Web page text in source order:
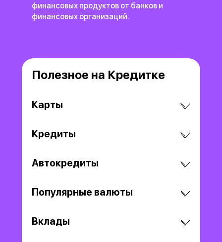
финансовых продуктов от банков и
финансовых организаций.
Полезное на Кредитке
Карты
Кредиты
Автокредиты
Популярные валюты
Вклады